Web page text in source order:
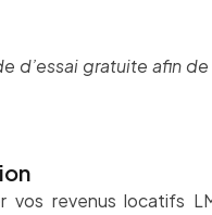
d’essai gratuite afin
revenus locatifs